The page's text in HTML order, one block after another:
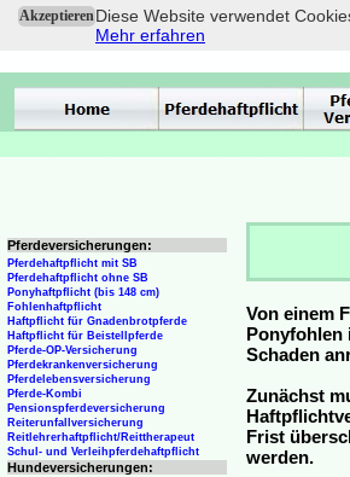
AkzeptierenDiese Website verwendet
Mehr erfahren
Von einem
Ponyfohlen
Schaden
Zunächst
Frist
werden.
Pferdeversicherungen:
Pferdehaftpflicht mit SB
Pferdehaftpflicht ohne SB
Ponyhaftpflicht (bis 148 cm)
Fohlenhaftpflicht
Haftpflicht für Gnadenbrotpferde
Haftpflicht für Beistellpferde
Pferde-OP-Versicherung
Pferdekrankenversicherung
Pferdelebensversicherung
Pferde-Kombi
Pensionspferdeversicherung
Reiterunfallversicherung
Reitlehrerhaftpflicht/Reittherapeut
Schul- und Verleihpferdehaftpflicht
Hundeversicherungen: